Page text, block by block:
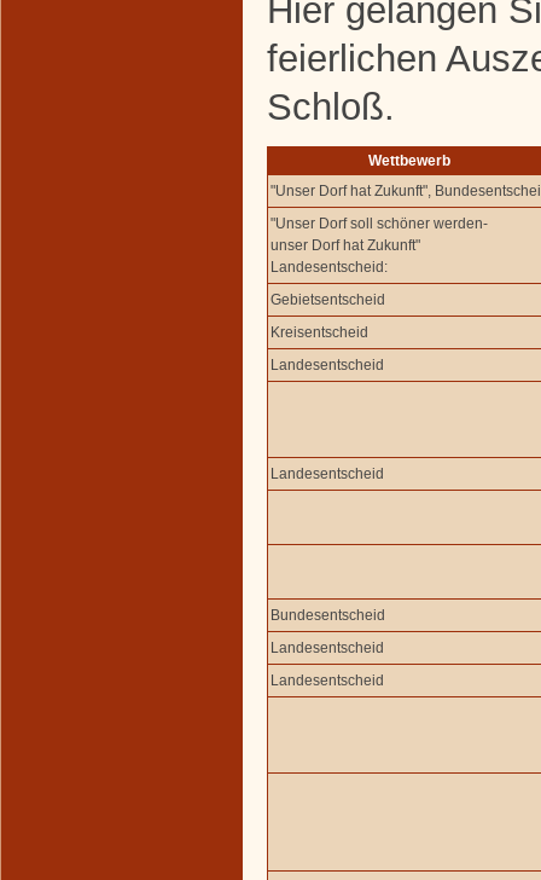
Hier gelangen
feierlichen
Schloß.
Wettbewerb
"Unser Dorf hat Zukunft",
"Unser Dorf soll schöner werden-
unser Dorf hat Zukunft"
Landesentscheid:
Gebietsentscheid
Kreisentscheid
Landesentscheid
Landesentscheid
Bundesentscheid
Landesentscheid
Landesentscheid